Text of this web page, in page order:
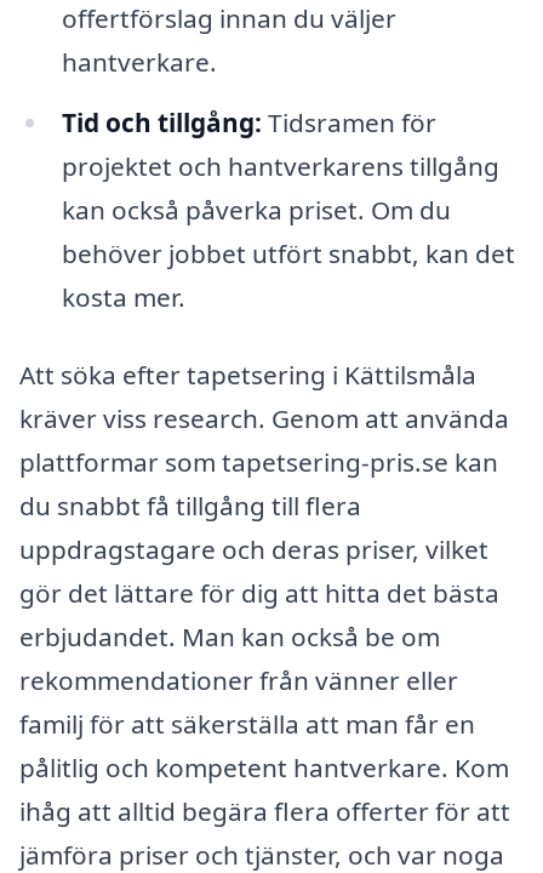
offertförslag innan du väljer
hantverkare.
Tid och tillgång: Tidsramen för
projektet och hantverkarens tillgång
kan också påverka priset. Om du
behöver jobbet utfört snabbt, kan det
kosta mer.
Att söka efter tapetsering i Kättilsmåla
kräver viss research. Genom att använda
plattformar som tapetsering-pris.se kan
du snabbt få tillgång till flera
uppdragstagare och deras priser, vilket
gör det lättare för dig att hitta det bästa
erbjudandet. Man kan också be om
rekommendationer från vänner eller
familj för att säkerställa att man får en
pålitlig och kompetent hantverkare. Kom
ihåg att alltid begära flera offerter för att
jämföra priser och tjänster, och var noga